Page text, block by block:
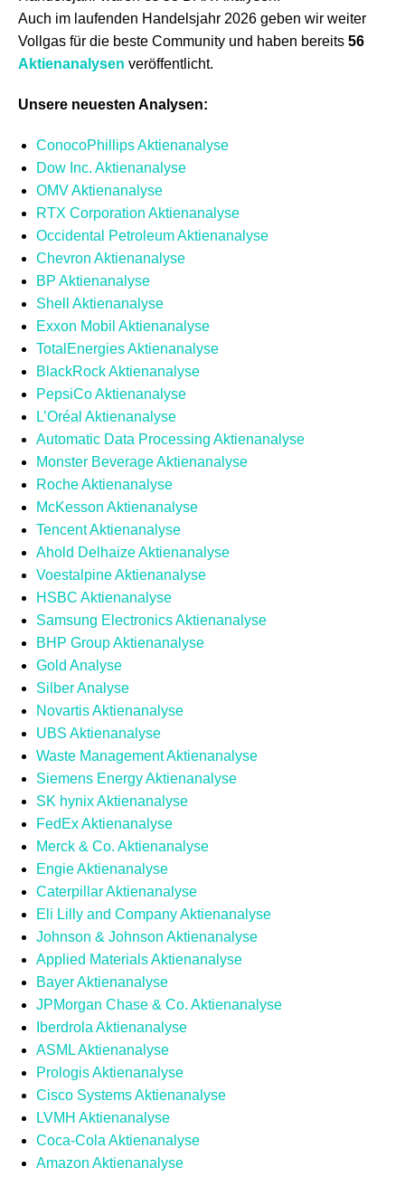
Auch im laufenden Handelsjahr 2026 geben wir weiter
Vollgas für die beste Community und haben bereits 56
Aktienanalysen veröffentlicht.
Unsere neuesten Analysen:
ConocoPhillips Aktienanalyse
Dow Inc. Aktienanalyse
OMV Aktienanalyse
RTX Corporation Aktienanalyse
Occidental Petroleum Aktienanalyse
Chevron Aktienanalyse
BP Aktienanalyse
Shell Aktienanalyse
Exxon Mobil Aktienanalyse
TotalEnergies Aktienanalyse
BlackRock Aktienanalyse
PepsiCo Aktienanalyse
L’Oréal Aktienanalyse
Automatic Data Processing Aktienanalyse
Monster Beverage Aktienanalyse
Roche Aktienanalyse
McKesson Aktienanalyse
Tencent Aktienanalyse
Ahold Delhaize Aktienanalyse
Voestalpine Aktienanalyse
HSBC Aktienanalyse
Samsung Electronics Aktienanalyse
BHP Group Aktienanalyse
Gold Analyse
Silber Analyse
Novartis Aktienanalyse
UBS Aktienanalyse
Waste Management Aktienanalyse
Siemens Energy Aktienanalyse
SK hynix Aktienanalyse
FedEx Aktienanalyse
Merck & Co. Aktienanalyse
Engie Aktienanalyse
Caterpillar Aktienanalyse
Eli Lilly and Company Aktienanalyse
Johnson & Johnson Aktienanalyse
Applied Materials Aktienanalyse
Bayer Aktienanalyse
JPMorgan Chase & Co. Aktienanalyse
Iberdrola Aktienanalyse
ASML Aktienanalyse
Prologis Aktienanalyse
Cisco Systems Aktienanalyse
LVMH Aktienanalyse
Coca-Cola Aktienanalyse
Amazon Aktienanalyse